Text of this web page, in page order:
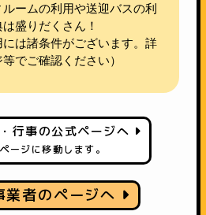
ームの利用や送迎バスの利
盛りだくさん！
は諸条件がございます。詳
でご確認ください）
行事の公式ページへ
ージに移動します。
業者のページへ